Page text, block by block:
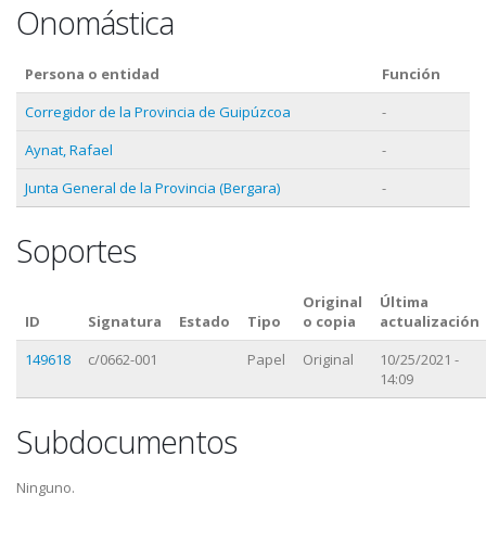
Onomástica
Persona o entidad
Función
Corregidor de la Provincia de Guipúzcoa
-
Aynat, Rafael
-
Junta General de la Provincia (Bergara)
-
Soportes
ID Signatura Estado Tipo
Original
o copia
Última
actualización
149618
c/0662-001 Papel Original
10/25/2021 -
14:09
Subdocumentos
Ninguno.